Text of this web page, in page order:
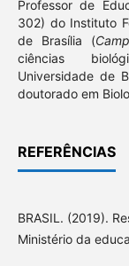
Professor de
302) do Instituto
de Brasília (
ciências
Universidade de
doutorado em
REFERÊNCIAS
BRASIL. (2019).
Ministério da